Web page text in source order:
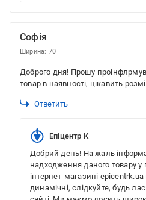
Софія
Ширина: 70
Доброго дня! Прошу
товар в наявності, цікавить
Ответить
Епіцентр К
Добрий день! На жаль
надходження даного товару
інтернет-магазині
динамічні, слідкуйте, будь